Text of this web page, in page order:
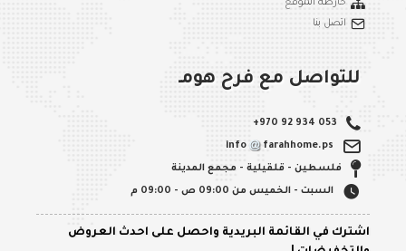
خارطة الموقع
اتصل بنا
للتواصل مع فرح هومـ
+970 92 934 053
info farahhome.ps
فلسطين - قلقيلية - مجمع المدينة
السبت - الخميس من 09:00 ص - 09:00 م
اشترك في القائمة البريدية واحصل على احدث العروض